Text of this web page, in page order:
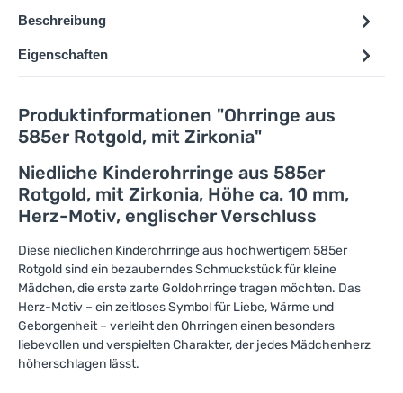
Beschreibung
Eigenschaften
Produktinformationen "Ohrringe aus
585er Rotgold, mit Zirkonia"
Niedliche Kinderohrringe aus 585er
Rotgold, mit Zirkonia, Höhe ca. 10 mm,
Herz-Motiv, englischer Verschluss
Diese niedlichen Kinderohrringe aus hochwertigem 585er
Rotgold sind ein bezauberndes Schmuckstück für kleine
Mädchen, die erste zarte Goldohrringe tragen möchten. Das
Herz-Motiv – ein zeitloses Symbol für Liebe, Wärme und
Geborgenheit – verleiht den Ohrringen einen besonders
liebevollen und verspielten Charakter, der jedes Mädchenherz
höherschlagen lässt.